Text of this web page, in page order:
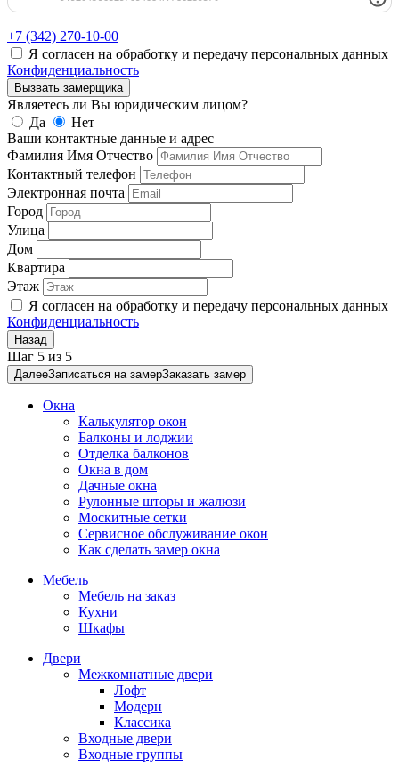
+7 (342) 270-10-00
Я согласен на обработку и передачу персональных данных
Конфиденциальность
Вызвать замерщика
Являетесь ли Вы юридическим лицом?
Да
Нет
Ваши контактные данные и адрес
Фамилия Имя Отчество
Контактный телефон
Электронная почта
Город
Улица
Дом
Квартира
Этаж
Я согласен на обработку и передачу персональных данных
Конфиденциальность
Назад
Шаг 5 из 5
ДалееЗаписаться на замерЗаказать замер
Окна
Калькулятор окон
Балконы и лоджии
Отделка балконов
Окна в дом
Дачные окна
Рулонные шторы и жалюзи
Москитные сетки
Сервисное обслуживание окон
Как сделать замер окна
Мебель
Мебель на заказ
Кухни
Шкафы
Двери
Межкомнатные двери
Лофт
Модерн
Классика
Входные двери
Входные группы